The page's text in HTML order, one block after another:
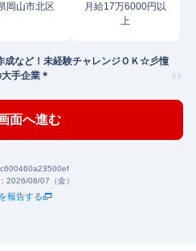
岡山市北区
月給17万6000円以
上
成など！未経験チャレンジＯＫ☆彡憧
手企業＊
面へ進む
2026/08/07（金）
報告する